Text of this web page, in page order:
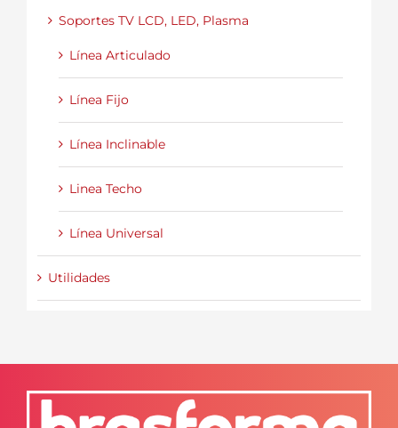
Soportes TV LCD, LED, Plasma
Línea Articulado
Línea Fijo
Línea Inclinable
Linea Techo
Línea Universal
Utilidades